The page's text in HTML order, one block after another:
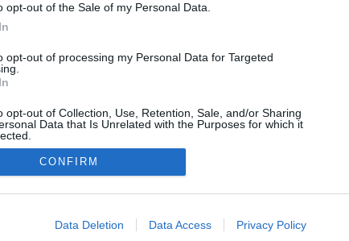
opt-out of the Sale of my Personal Data.
opt-out of processing my Personal Data for Targeted
opt-out of Collection, Use, Retention, Sale, and/or Sharing
Data that Is Unrelated with the Purposes for which it
allow Google to enable storage related to advertising like cookies on
CONFIRM
Data Deletion Data Access Privacy Policy
NÉPI